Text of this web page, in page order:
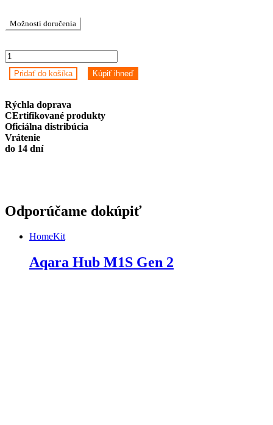
Možnosti doručenia
Aqara
Wall
Single
(s
neutrálom)
quantity
Pridať do košíka Kúpiť ihneď
Rýchla doprava
CErtifikované produkty
Oficiálna distribúcia
Vrátenie
do 14 dní
Odporúčame dokúpiť
HomeKit
Aqara Hub M1S Gen 2